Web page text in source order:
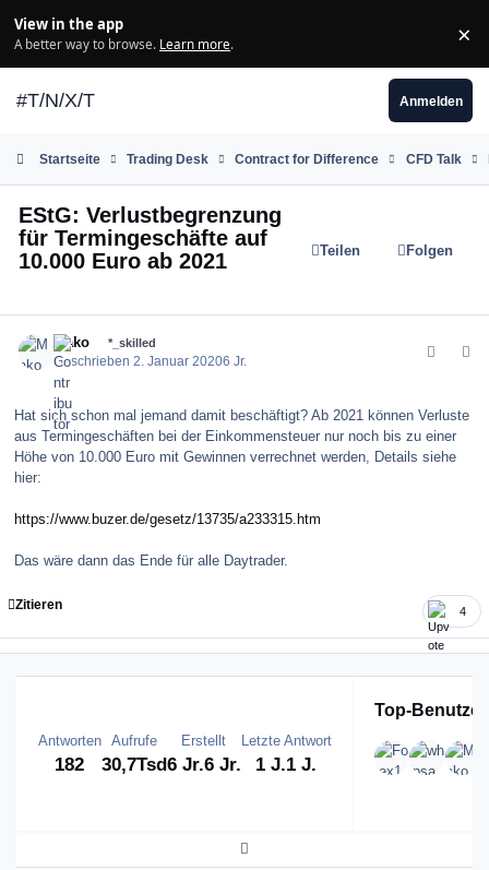
View in the app
A better way to browse. Learn more. ×
#T/N/X/T Anmelden
Startseite Trading Desk Contract for Difference CFD Talk
EStG: Verlustbegrenzung
für Termingeschäfte auf
10.000 Euro ab 2021
Teilen Folgen
Mako *_skilled
Geschrieben2. Januar 20206 Jr.
Hat sich schon mal jemand damit beschäftigt? Ab 2021 können Verluste
aus Termingeschäften bei der Einkommensteuer nur noch bis zu einer
Höhe von 10.000 Euro mit Gewinnen verrechnet werden, Details siehe
hier:
https://www.buzer.de/gesetz/13735/a233315.htm
Das wäre dann das Ende für alle Daytrader.
Zitieren 4
Antworten
182
Aufrufe
30,7Tsd
Erstellt
6 Jr.6 Jr.
Letzte Antwort
1 J.1 J.
Top-
Expand topic overview